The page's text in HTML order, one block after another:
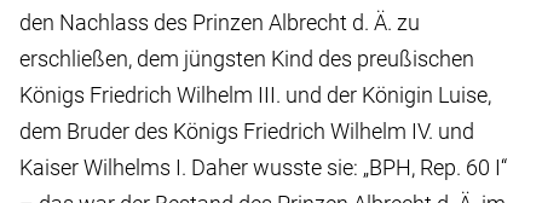
den Nachlass des Prinzen Albrecht d. Ä. zu
erschließen, dem jüngsten Kind des preußischen
Königs Friedrich Wilhelm III. und der Königin Luise,
dem Bruder des Königs Friedrich Wilhelm IV. und
Kaiser Wilhelms I. Daher wusste sie: „BPH, Rep. 60 I“